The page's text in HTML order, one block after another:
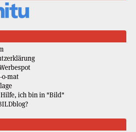
o-mat
ich bin in "Bild"